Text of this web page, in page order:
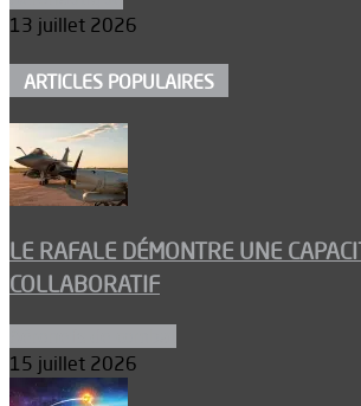
13 juillet 2026
ARTICLES POPULAIRES
LE RAFALE DÉMONTRE UNE
COLLABORATIF
15 juillet 2026